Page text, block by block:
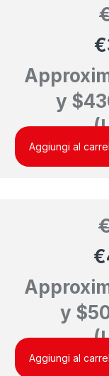
€
y $
Aggiungi al
€
y $
Aggiungi al